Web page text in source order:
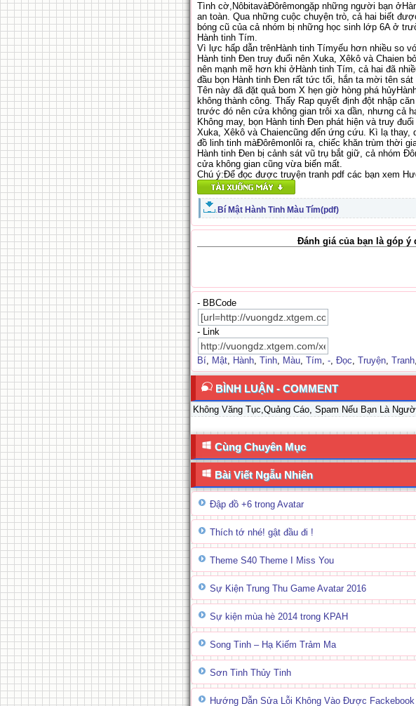
Tình cờ,NôbitavàĐôrêmongặp những người bạn
an toàn. Qua những cuộc chuyện trò, cả hai biết
bóng cũ của cả nhóm bị những học sinh lớp 6A ở
Hành tinh Tím.
Vì lực hấp dẫn trênHành tinh Tímyếu hơn nhiều so
Hành tinh Đen truy đuổi nên Xuka, Xêkô và Chaien
nên mạnh mẽ hơn khi ởHành tinh Tím, cả hai đã
đầu bọn Hành tinh Đen rất tức tối, hắn ta mời tên sát
Tên này đã đặt quả bom X hẹn giờ hòng phá
không thành công. Thấy Rap quyết định đột nhập
trước đó nên cửa không gian trôi xa dần, nhưng cả
Không may, bọn Hành tinh Đen phát hiện và truy
Xuka, Xêkô và Chaiencũng đến ứng cứu. Kì lạ
đồ linh tinh màĐôrêmonlôi ra, chiếc khăn trùm thời
Hành tinh Đen bị cảnh sát vũ trụ bắt giữ, cả nhóm
cửa không gian cũng vừa biến mất.
Chú ý:Để đọc được truyện tranh pdf các bạn xem
Bí Mật Hành Tinh Màu Tím(pdf)
Đánh giá của bạn là góp ý
- BBCode
- Link
Bí, Mật, Hành, Tinh, Màu, Tím, -, Đọc, Truyện, Tranh,
BÌNH LUẬN - COMMENT
Không Văng Tục,Quảng Cáo, Spam Nếu Bạn Là
Cùng Chuyên Mục
Bài Viết Ngẫu Nhiên
Đập đồ +6 trong Avatar
Thích tớ nhé! gật đầu đi !
Theme S40 Theme I Miss You
Sự Kiện Trung Thu Game Avatar 2016
Sự kiện mùa hè 2014 trong KPAH
Song Tinh – Hạ Kiếm Trảm Ma
Sơn Tinh Thủy Tinh
Hướng Dẫn Sửa Lỗi Không Vào Được Fackebook